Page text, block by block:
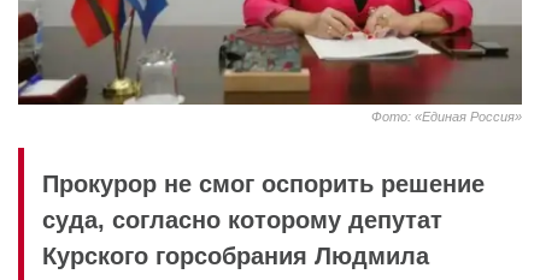
Фото: «Единая Россия»
Прокурор не смог оспорить решение
суда, согласно которому депутат
Курского горсобрания Людмила